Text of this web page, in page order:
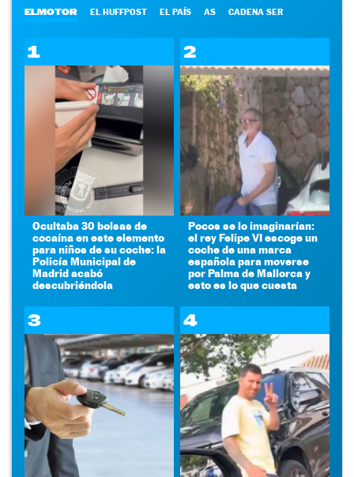
ELMOTOR EL HUFFPOST EL PAÍS AS CADENA SER
1
Ocultaba 30 bolsas de
cocaína en este elemento
para niños de su coche: la
Policía Municipal de
Madrid acabó
descubriéndola
2
Pocos se lo imaginarían:
el rey Felipe VI escoge un
coche de una marca
española para moverse
por Palma de Mallorca y
esto es lo que cuesta
3 4